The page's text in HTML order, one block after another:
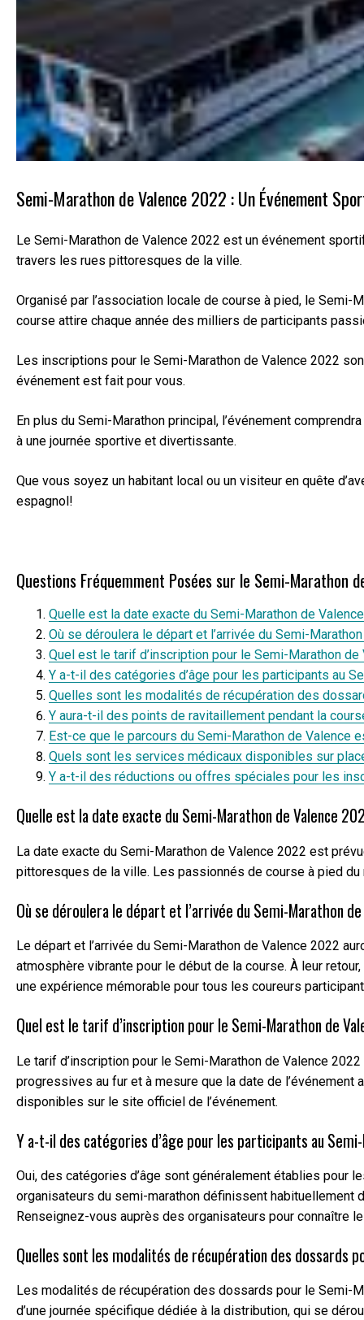
Semi-Marathon de Valence 2022 : Un Événement
Le Semi-Marathon de Valence 2022 est un événement
travers les rues pittoresques de la ville.
Organisé par l’association locale de course à pied, le
course attire chaque année des milliers de participants
Les inscriptions pour le Semi-Marathon de Valence 2022
événement est fait pour vous.
En plus du Semi-Marathon principal, l’événement
à une journée sportive et divertissante.
Que vous soyez un habitant local ou un visiteur en quête
espagnol!
Questions Fréquemment Posées sur le Semi-Marathon
Quelle est la date exacte du Semi-Marathon de
Où se déroulera le départ et l’arrivée du Semi-
Quel est le tarif d’inscription pour le Semi-Marathon de
Y a-t-il des catégories d’âge pour les participants au
Quelles sont les modalités de récupération des
Y aura-t-il des points de ravitaillement pendant la
Est-ce que le parcours du Semi-Marathon de Valence
Quels sont les services médicaux disponibles sur
Y a-t-il des réductions ou offres spéciales pour les
Quelle est la date exacte du Semi-Marathon de Valence
La date exacte du Semi-Marathon de Valence 2022 est
pittoresques de la ville. Les passionnés de course à pied
Où se déroulera le départ et l’arrivée du Semi-Marathon
Le départ et l’arrivée du Semi-Marathon de Valence 2022
atmosphère vibrante pour le début de la course. À leur
une expérience mémorable pour tous les coureurs
Quel est le tarif d’inscription pour le Semi-Marathon de
Le tarif d’inscription pour le Semi-Marathon de Valence
progressives au fur et à mesure que la date de
disponibles sur le site officiel de l’événement.
Y a-t-il des catégories d’âge pour les participants au
Oui, des catégories d’âge sont généralement établies pour
organisateurs du semi-marathon définissent habituellement
Renseignez-vous auprès des organisateurs pour connaître
Quelles sont les modalités de récupération des dossards
Les modalités de récupération des dossards pour le Semi-
d’une journée spécifique dédiée à la distribution, qui se